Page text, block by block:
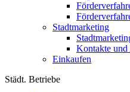
Stadtmarketing
Kontakte und
Einkaufen
Städt. Betriebe